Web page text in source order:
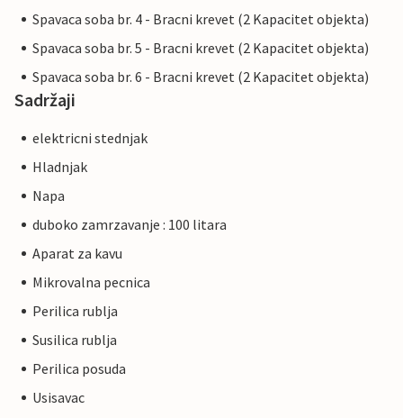
Spavaca soba br. 4 - Bracni krevet (2 Kapacitet objekta)
Spavaca soba br. 5 - Bracni krevet (2 Kapacitet objekta)
Spavaca soba br. 6 - Bracni krevet (2 Kapacitet objekta)
Sadržaji
elektricni stednjak
Hladnjak
Napa
duboko zamrzavanje : 100 litara
Aparat za kavu
Mikrovalna pecnica
Perilica rublja
Susilica rublja
Perilica posuda
Usisavac